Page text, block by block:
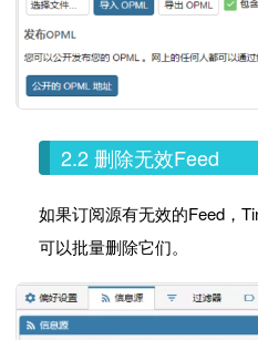
2.2 删除无效Feed
如果订阅源有无效的Feed，
可以批量删除它们。